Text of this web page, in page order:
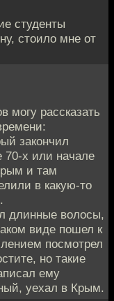
студенты
стоило мне от
могу рассказать
закончил
70-х или начале
и там
в какую-то
длинные волосы,
виде пошел к
посмотрел
но такие
ему
уехал в Крым.